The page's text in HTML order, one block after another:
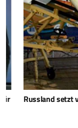
Russland setzt